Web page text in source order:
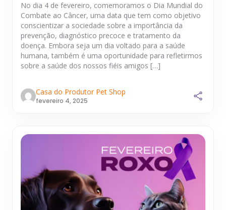
No dia 4 de fevereiro, comemoramos o Dia Mundial do
Combate ao Câncer, uma data que tem como objetivo
conscientizar a sociedade sobre a importância da
prevenção, diagnóstico precoce e tratamento da
doença. Embora seja um dia voltado para a saúde
humana, também é uma oportunidade para refletirmos
sobre a saúde dos nossos fiéis amigos […]
Casa do Produtor Pet Shop
fevereiro 4, 2025